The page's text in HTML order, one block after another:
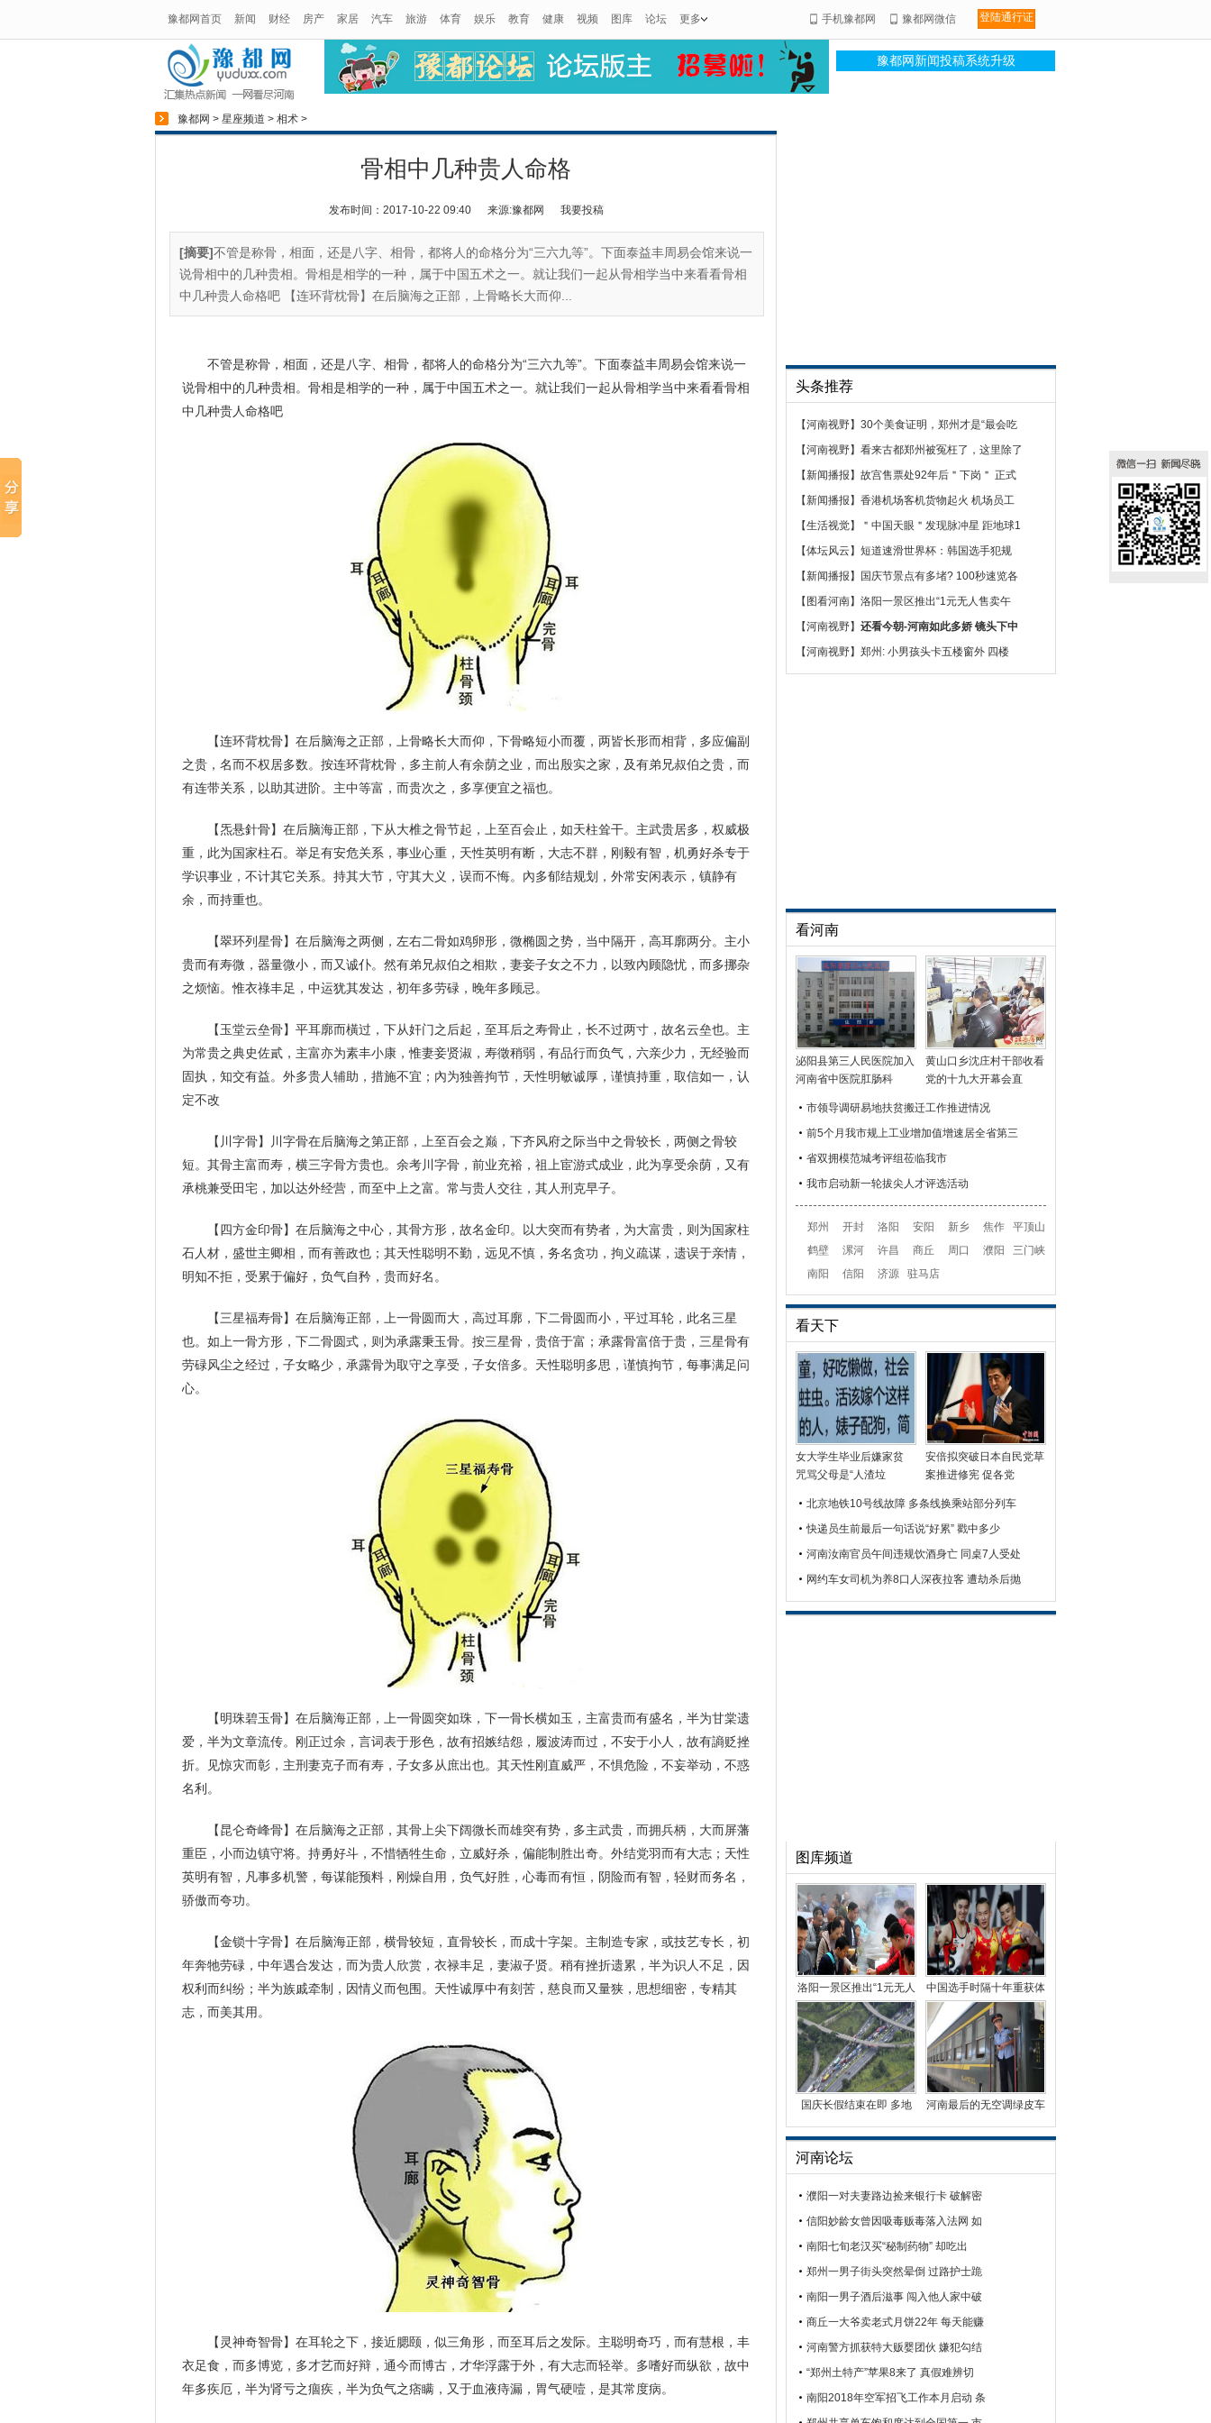
豫都网首页 新闻 财经 房产 家居 汽车 旅游 体育 娱乐 教育 健康 视频 图库 论坛 更多 手机豫都网 豫都网微信 登陆通行证
豫都网新闻投稿系统升级
豫都网 > 星座频道 > 相术 >
骨相中几种贵人命格
发布时间：2017-10-22 09:40 来源:豫都网 我要投稿
[摘要]不管是称骨，相面，还是八字、相骨，都将人的命格分为“三六九等”。下面泰益丰周易会馆来说一
说骨相中的几种贵相。骨相是相学的一种，属于中国五术之一。就让我们一起从骨相学当中来看看骨相
中几种贵人命格吧 【连环背枕骨】在后脑海之正部，上骨略长大而仰...
不管是称骨，相面，还是八字、相骨，都将人的命格分为“三六九等”。下面泰益丰周易会馆来说一
说骨相中的几种贵相。骨相是相学的一种，属于中国五术之一。就让我们一起从骨相学当中来看看骨相
中几种贵人命格吧
【连环背枕骨】在后脑海之正部，上骨略长大而仰，下骨略短小而覆，两皆长形而相背，多应偏副
之贵，名而不权居多数。按连环背枕骨，多主前人有余荫之业，而出殷实之家，及有弟兄叔伯之贵，而
有连带关系，以助其进阶。主中等富，而贵次之，多享便宜之福也。
【炁悬針骨】在后脑海正部，下从大椎之骨节起，上至百会止，如天柱耸干。主武贵居多，权威极
重，此为国家柱石。举足有安危关系，事业心重，天性英明有断，大志不群，刚毅有智，机勇好杀专于
学识事业，不计其它关系。持其大节，守其大义，误而不悔。內多郁结规划，外常安闲表示，镇静有
余，而持重也。
【翠环列星骨】在后脑海之两侧，左右二骨如鸡卵形，微椭圆之势，当中隔开，高耳廓两分。主小
贵而有寿微，器量微小，而又诚仆。然有弟兄叔伯之相欺，妻妾子女之不力，以致內顾隐忧，而多挪杂
之烦恼。惟衣祿丰足，中运犹其发达，初年多劳碌，晚年多顾忌。
【玉堂云垒骨】平耳廓而橫过，下从奸门之后起，至耳后之寿骨止，长不过两寸，故名云垒也。主
为常贵之典史佐貳，主富亦为素丰小康，惟妻妾贤淑，寿徵稍弱，有品行而负气，六亲少力，无经验而
固执，知交有益。外多贵人辅助，措施不宜；內为独善拘节，天性明敏诚厚，谨慎持重，取信如一，认
定不改
【川字骨】川字骨在后脑海之第正部，上至百会之巅，下齐风府之际当中之骨较长，两侧之骨较
短。其骨主富而寿，横三字骨方贵也。余考川字骨，前业充裕，祖上宦游式成业，此为享受余荫，又有
承桃兼受田宅，加以达外经营，而至中上之富。常与贵人交往，其人刑克早子。
【四方金印骨】在后脑海之中心，其骨方形，故名金印。以大突而有势者，为大富贵，则为国家柱
石人材，盛世主卿相，而有善政也；其天性聪明不勤，远见不慎，务名贪功，拘义疏谋，遗误于亲情，
明知不拒，受累于偏好，负气自矜，贵而好名。
【三星福寿骨】在后脑海正部，上一骨圆而大，高过耳廓，下二骨圆而小，平过耳轮，此名三星
也。如上一骨方形，下二骨圆式，则为承露秉玉骨。按三星骨，贵倍于富；承露骨富倍于贵，三星骨有
劳碌风尘之经过，子女略少，承露骨为取守之享受，子女倍多。天性聪明多思，谨慎拘节，每事满足问
心。
【明珠碧玉骨】在后脑海正部，上一骨圆突如珠，下一骨长横如玉，主富贵而有盛名，半为甘棠遗
爱，半为文章流传。刚正过余，言词表于形色，故有招嫉结怨，履波涛而过，不安于小人，故有謪贬挫
折。见惊灾而彰，主刑妻克子而有寿，子女多从庶出也。其天性刚直威严，不惧危险，不妄举动，不惑
名利。
【昆仑奇峰骨】在后脑海之正部，其骨上尖下阔微长而雄突有势，多主武贵，而拥兵柄，大而屏藩
重臣，小而边镇守将。持勇好斗，不惜牺牲生命，立威好杀，偏能制胜出奇。外结党羽而有大志；天性
英明有智，凡事多机警，每谋能预料，刚燥自用，负气好胜，心毒而有恒，阴险而有智，轻财而务名，
骄傲而夸功。
【金锁十字骨】在后脑海正部，横骨较短，直骨较长，而成十字架。主制造专家，或技艺专长，初
年奔牠劳碌，中年遇合发达，而为贵人欣赏，衣禄丰足，妻淑子贤。稍有挫折遗累，半为识人不足，因
权利而纠纷；半为族戚牵制，因情义而包围。天性诚厚中有刻苦，慈良而又量狭，思想细密，专精其
志，而美其用。
【灵神奇智骨】在耳轮之下，接近腮颐，似三角形，而至耳后之发际。主聪明奇巧，而有慧根，丰
衣足食，而多博览，多才艺而好辩，通今而博古，才华浮露于外，有大志而轻举。多嗜好而纵欲，故中
年多疾厄，半为肾亏之痼疾，半为负气之痞瞒，又于血液痔漏，胃气硬噎，是其常度病。
头条推荐
【河南视野】 30个美食证明，郑州才是“最会吃
【河南视野】 看来古都郑州被冤枉了，这里除了
【新闻播报 】 故宫售票处92年后＂下岗＂ 正式
【新闻播报 】 香港机场客机货物起火 机场员工
【生活视觉】
＂中国天眼＂发现脉冲星 距地球1
【体坛风云 】 短道速滑世界杯：韩国选手犯规
【新闻播报 】
国庆节景点有多堵? 100秒速览各
【 图看河南】 洛阳一景区推出“1元无人售卖午
【河南视野】 还看今朝-河南如此多娇 镜头下中
【河南视野】 郑州: 小男孩头卡五楼窗外 四楼
看河南
泌阳县第三人民医院加入
河南省中医院肛肠科
黄山口乡沈庄村干部收看
党的十九大开幕会直
市领导调研易地扶贫搬迁工作推进情况
前5个月我市规上工业增加值增速居全省第三
省双拥模范城考评组莅临我市
我市启动新一轮拔尖人才评选活动
郑州 开封 洛阳 安阳 新乡 焦作
平顶山
鹤壁
漯河 许昌 商丘 周口 濮阳
三门峡
南阳
信阳 济源 驻马店
看天下
女大学生毕业后嫌家贫
咒骂父母是“人渣垃
安倍拟突破日本自民党草
案推进修宪 促各党
北京地铁10号线故障 多条线换乘站部分列车
快递员生前最后一句话说“好累” 戳中多少
河南汝南官员午间违规饮酒身亡 同桌7人受处
网约车女司机为养8口人深夜拉客 遭劫杀后抛
图库频道
洛阳一景区推出“1元无人
售卖午餐” 引千人
中国选手时隔十年重获体
操世锦赛男子“全能
国庆长假结束在即 多地
河南最后的无空调绿皮车
河南论坛
濮阳一对夫妻路边捡来银行卡 破解密
信阳妙龄女曾因吸毒贩毒落入法网 如
南阳七旬老汉买“秘制药物” 却吃出
郑州一男子街头突然晕倒 过路护士跪
南阳一男子酒后滋事 闯入他人家中破
商丘一大爷卖老式月饼22年 每天能赚
河南警方抓获特大贩婴团伙 嫌犯勾结
“郑州土特产”苹果8来了 真假难辨切
南阳2018年空军招飞工作本月启动 条